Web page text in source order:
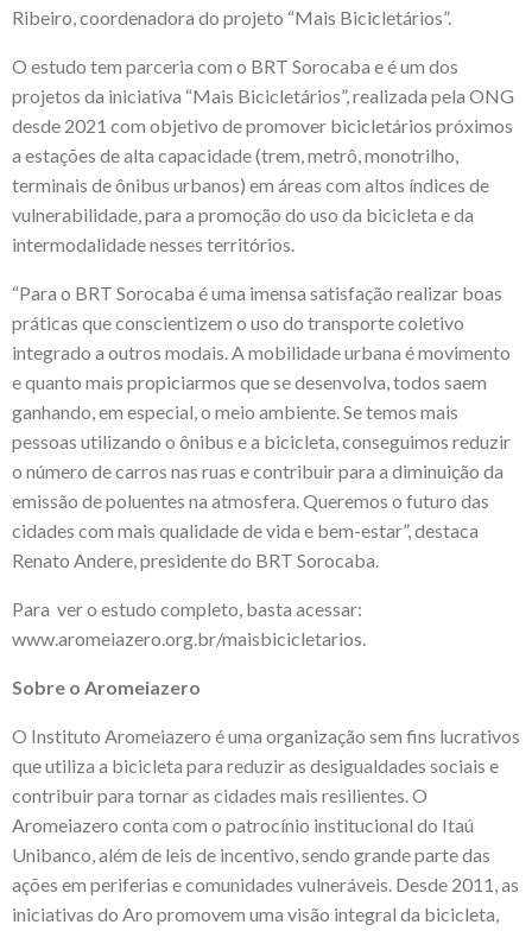
Ribeiro, coordenadora do projeto “Mais Bicicletários”.
O estudo tem parceria com o BRT Sorocaba e é um dos
projetos da iniciativa “Mais Bicicletários”, realizada pela ONG
desde 2021 com objetivo de promover bicicletários próximos
a estações de alta capacidade (trem, metrô, monotrilho,
terminais de ônibus urbanos) em áreas com altos índices de
vulnerabilidade, para a promoção do uso da bicicleta e da
intermodalidade nesses territórios.
“Para o BRT Sorocaba é uma imensa satisfação realizar boas
práticas que conscientizem o uso do transporte coletivo
integrado a outros modais. A mobilidade urbana é movimento
e quanto mais propiciarmos que se desenvolva, todos saem
ganhando, em especial, o meio ambiente. Se temos mais
pessoas utilizando o ônibus e a bicicleta, conseguimos reduzir
o número de carros nas ruas e contribuir para a diminuição da
emissão de poluentes na atmosfera. Queremos o futuro das
cidades com mais qualidade de vida e bem-estar”, destaca
Renato Andere, presidente do BRT Sorocaba.
Para ver o estudo completo, basta acessar:
www.aromeiazero.org.br/maisbicicletarios.
Sobre o Aromeiazero
O Instituto Aromeiazero é uma organização sem fins lucrativos
que utiliza a bicicleta para reduzir as desigualdades sociais e
contribuir para tornar as cidades mais resilientes. O
Aromeiazero conta com o patrocínio institucional do Itaú
Unibanco, além de leis de incentivo, sendo grande parte das
ações em periferias e comunidades vulneráveis. Desde 2011, as
iniciativas do Aro promovem uma visão integral da bicicleta,